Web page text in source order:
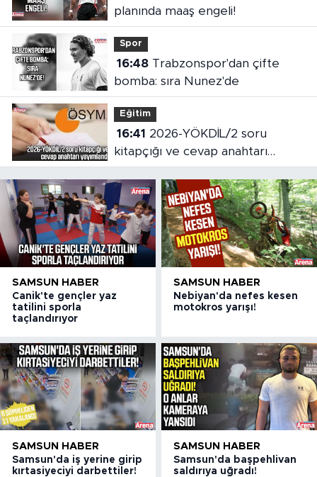
planında maaş engeli!
Spor
16:48Trabzonspor'dan çifte
bomba: sıra Nunez'de
Eğitim
16:41
kitapçığı ve cevap anahtarı
yayımlandı
SAMSUN HABER
Canik'te gençler yaz
tatilini sporla
taçlandırıyor
SAMSUN HABER
Nebiyan'da nefes kesen
motokros yarışı!
SAMSUN HABER
Samsun'da iş yerine girip
kırtasiyeciyi darbettiler!
SAMSUN HABER
Samsun'da başpehlivan
saldırıya uğradı!